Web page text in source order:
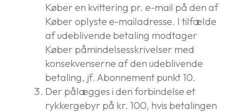
Køber en kvittering pr. e-mail på den af
Køber oplyste e-mailadresse. I tilfælde
af udeblivende betaling modtager
Køber påmindelsesskrivelser med
konsekvenserne af den udeblivende
betaling, jf. Abonnement punkt 10.
Der pålægges i den forbindelse et
rykkergebyr på kr. 100, hvis betalingen